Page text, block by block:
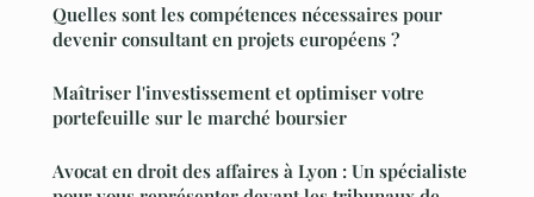
Quelles sont les compétences nécessaires pour
devenir consultant en projets européens ?
Maîtriser l'investissement et optimiser votre
portefeuille sur le marché boursier
Avocat en droit des affaires à Lyon : Un spécialiste